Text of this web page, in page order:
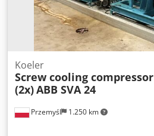
Przemyśl 1.250 km
Koeler
Screw cooling compressor
(2x)ABB SVA 24